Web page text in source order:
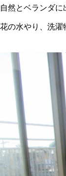
自然とベランダに
花の水やり、洗濯